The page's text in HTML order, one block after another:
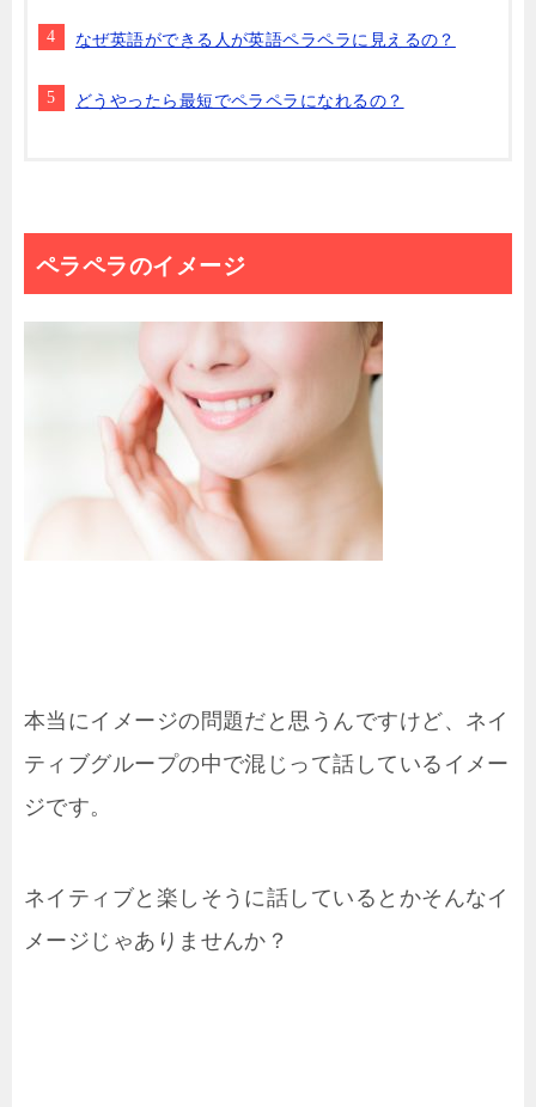
なぜ英語ができる人が英語ペラペラに見えるの？
どうやったら最短でペラペラになれるの？
ペラペラのイメージ
本当にイメージの問題だと思うんですけど、ネイ
ティブグループの中で混じって話しているイメー
ジです。
ネイティブと楽しそうに話しているとかそんなイ
メージじゃありませんか？